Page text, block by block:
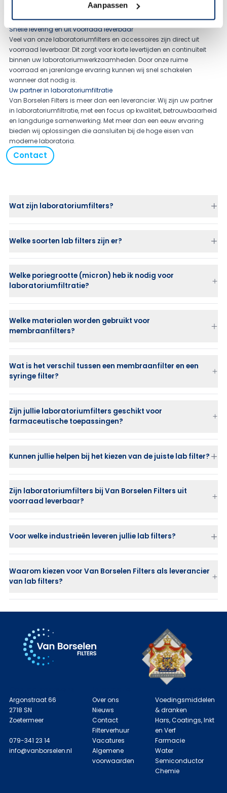
Aanpassen
betrouwbare resultaten en een stabiel proces. Persoonlijk contact en
praktisch advies staan hierbij centraal.
Snelle levering en uit voorraad leverbaar
Veel van onze laboratoriumfilters en accessoires zijn direct uit
voorraad leverbaar. Dit zorgt voor korte levertijden en continuïteit
binnen uw laboratoriumwerkzaamheden. Door onze ruime
voorraad en jarenlange ervaring kunnen wij snel schakelen
wanneer dat nodig is.
Uw partner in laboratoriumfiltratie
Van Borselen Filters is meer dan een leverancier. Wij zijn uw partner
in laboratoriumfiltratie, met een focus op kwaliteit, betrouwbaarheid
en langdurige samenwerking. Met meer dan een eeuw ervaring
bieden wij oplossingen die aansluiten bij de hoge eisen van
moderne laboratoria.
Contact
Wat zijn laboratoriumfilters?
Welke soorten lab filters zijn er?
membraanfilters (membrane discs)
syringe filters
membraan disc holders en filterhouders
Welke poriegrootte (micron) heb ik nodig voor
laboratoriumfiltratie?
0,2 µm wordt toegepast voor steriele filtratie van vloeistoffen
Welke materialen worden gebruikt voor
membraanfilters?
PES
Nylon
Cellulose Acetate
Wat is het verschil tussen een membraanfilter en een
syringe filter?
Zijn jullie laboratoriumfilters geschikt voor
farmaceutische toepassingen?
Kunnen jullie helpen bij het kiezen van de juiste lab filter?
Zijn laboratoriumfilters bij Van Borselen Filters uit
voorraad leverbaar?
Voor welke industrieën leveren jullie lab filters?
chemische industrie
laboratoria en onderzoeksinstellingen
Waarom kiezen voor Van Borselen Filters als leverancier
van lab filters?
Argonstraat 66
2718 SN
Zoetermeer
079-341 23 14
info@vanborselen.nl
Over ons
Nieuws
Contact
Filterverhuur
Vacatures
Algemene
voorwaarden
Voedingsmiddelen
& dranken
Hars, Coatings, Inkt
en Verf
Farmacie
Water
Semiconductor
Chemie